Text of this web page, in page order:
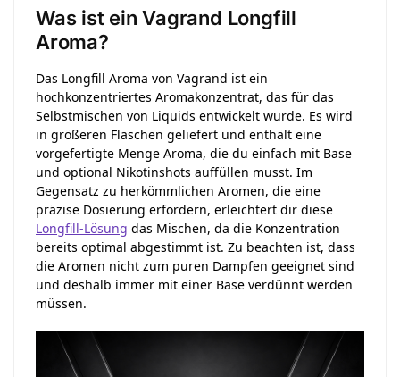
Was ist ein Vagrand Longfill
Aroma?
Das Longfill Aroma von Vagrand ist ein
hochkonzentriertes Aromakonzentrat, das für das
Selbstmischen von Liquids entwickelt wurde. Es wird
in größeren Flaschen geliefert und enthält eine
vorgefertigte Menge Aroma, die du einfach mit Base
und optional Nikotinshots auffüllen musst. Im
Gegensatz zu herkömmlichen Aromen, die eine
präzise Dosierung erfordern, erleichtert dir diese
Longfill-Lösung das Mischen, da die Konzentration
bereits optimal abgestimmt ist. Zu beachten ist, dass
die Aromen nicht zum puren Dampfen geeignet sind
und deshalb immer mit einer Base verdünnt werden
müssen.